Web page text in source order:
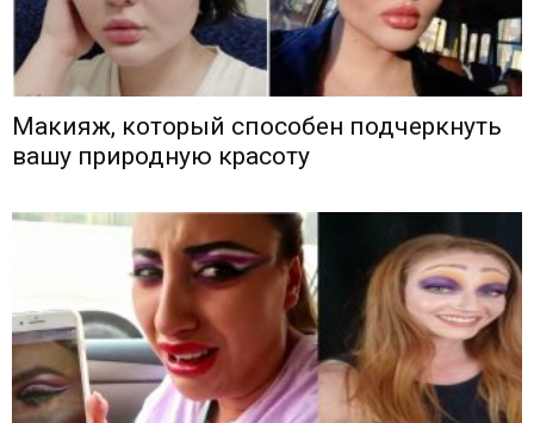
Макияж, который способен подчеркнуть
вашу природную красоту